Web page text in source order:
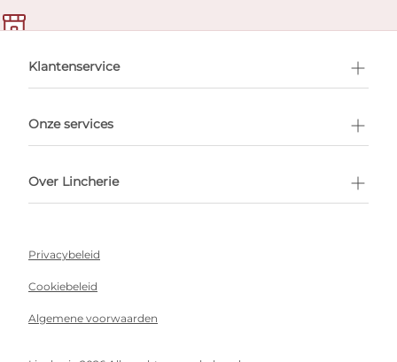
afspraak
Klantenservice
Onze services
Over Lincherie
Privacybeleid
Cookiebeleid
Algemene voorwaarden